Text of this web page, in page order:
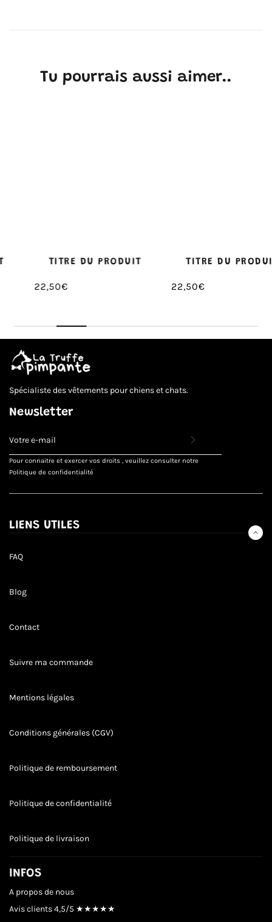
Tu pourrais aussi aimer..
TITRE DU PRODUIT
22,50€
TITRE DU PRODUIT
22,50€
Spécialiste des vêtements pour chiens et chats.
Newsletter
VOUS
POUR
RECEVOIR
LES
OFFRES
ET
Pour connaitre et exercer vos droits , veuillez consulter notre
Politique de confidentialité
LIENS UTILES
FAQ
Blog
Contact
Suivre ma commande
Mentions légales
Conditions générales (CGV)
Politique de remboursement
Politique de confidentialité
Politique de livraison
INFOS
A propos de nous
Avis clients4,5/5 ★★★★★